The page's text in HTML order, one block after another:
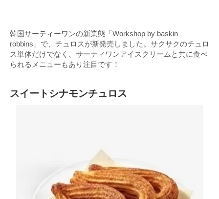
韓国サーティーワンの新業態「Workshop by baskin
robbins」で、チュロスが新発売しました。サクサクのチュロ
ス単体だけでなく、サーティワンアイスクリームと共に食べ
られるメニューもあり注目です！
スイートシナモンチュロス